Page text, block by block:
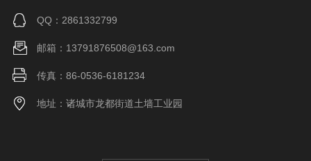
QQ：2861332799
邮箱：13791876508@163.com
传真：86-0536-6181234
地址：诸城市龙都街道土墙工业园